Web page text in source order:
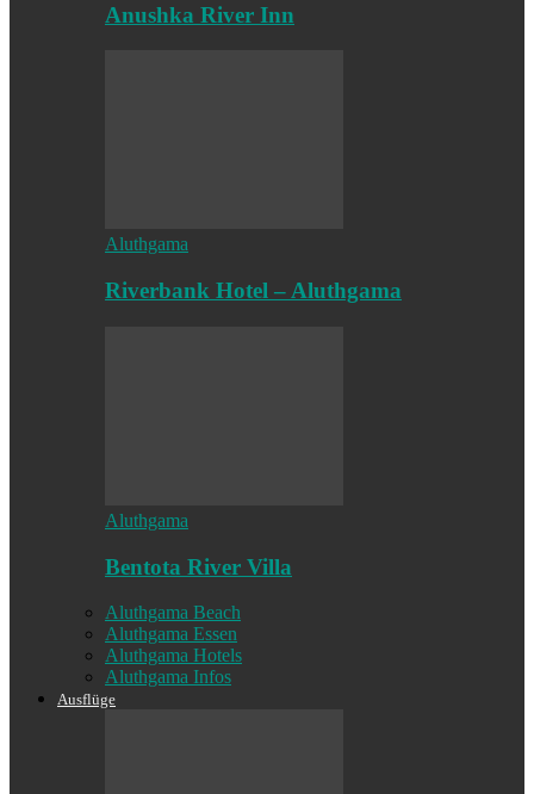
Anushka River Inn
Aluthgama
Riverbank Hotel – Aluthgama
Aluthgama
Bentota River Villa
Aluthgama Beach
Aluthgama Essen
Aluthgama Hotels
Aluthgama Infos
Ausflüge